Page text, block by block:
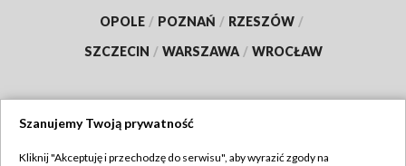
OPOLE / POZNAŃ / RZESZÓW /
SZCZECIN / WARSZAWA / WROCŁAW
Szanujemy Twoją prywatność
Kliknij "Akceptuję i przechodzę do serwisu", aby wyrazić zgody na